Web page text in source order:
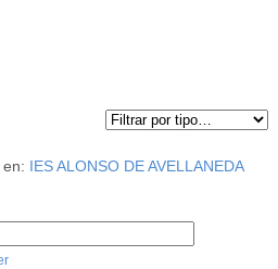
IES ALONSO DE AVELLANEDA